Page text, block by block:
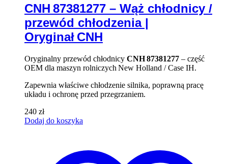
CNH 87381277 – Wąż chłodnicy /
przewód chłodzenia |
Oryginał CNH
Oryginalny przewód chłodnicy CNH 87381277 – część
OEM dla maszyn rolniczych New Holland / Case IH.
Zapewnia właściwe chłodzenie silnika, poprawną pracę
układu i ochronę przed przegrzaniem.
240 zł
Dodaj do koszyka